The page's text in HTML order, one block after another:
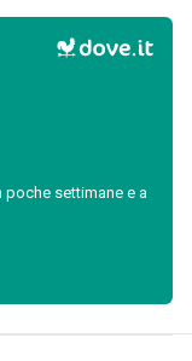
poche settimane e a